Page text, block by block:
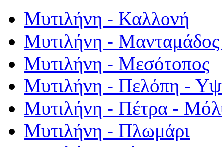
Μυτιλήνη - Καλλονή
Μυτιλήνη - Μανταμάδος
Μυτιλήνη - Μεσότοπος
Μυτιλήνη - Πελόπη -
Μυτιλήνη - Πέτρα -
Μυτιλήνη - Πλωμάρι